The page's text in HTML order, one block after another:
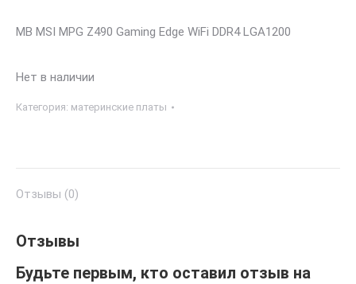
MB MSI MPG Z490 Gaming Edge WiFi DDR4 LGA1200
Нет в наличии
Категория: материнские платы
Отзывы (0)
Отзывы
Будьте первым, кто оставил отзыв на